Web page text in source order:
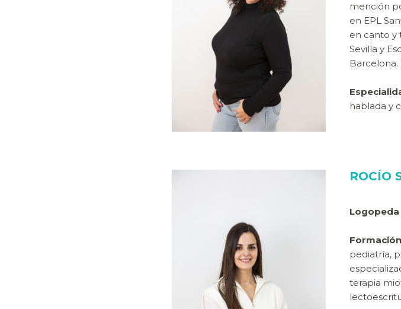
mención
en EPL
en canto y
Sevilla y
hablada y
ROCÍO
Logopeda
pediatría,
terapia